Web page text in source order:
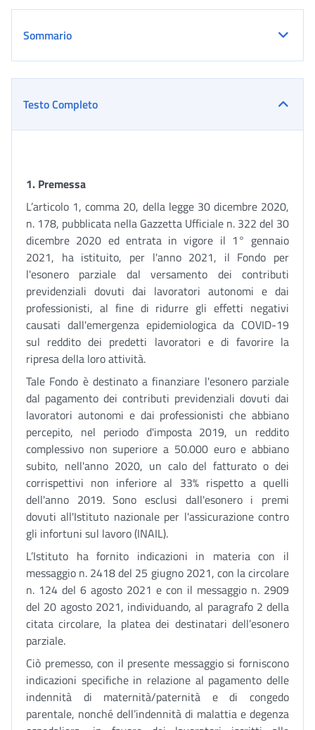
Sommario
Testo Completo
1. Premessa
L’articolo 1, comma 20, della legge 30 dicembre 2020,
n. 178, pubblicata nella Gazzetta Ufficiale n. 322 del 30
dicembre 2020 ed entrata in vigore il 1° gennaio
2021, ha istituito, per l'anno 2021, il Fondo per
l'esonero parziale dal versamento dei contributi
previdenziali dovuti dai lavoratori autonomi e dai
professionisti, al fine di ridurre gli effetti negativi
causati dall'emergenza epidemiologica da COVID-19
sul reddito dei predetti lavoratori e di favorire la
ripresa della loro attività.
Tale Fondo è destinato a finanziare l'esonero parziale
dal pagamento dei contributi previdenziali dovuti dai
lavoratori autonomi e dai professionisti che abbiano
percepito, nel periodo d'imposta 2019, un reddito
complessivo non superiore a 50.000 euro e abbiano
subito, nell'anno 2020, un calo del fatturato o dei
corrispettivi non inferiore al 33% rispetto a quelli
dell'anno 2019. Sono esclusi dall'esonero i premi
dovuti all'Istituto nazionale per l'assicurazione contro
gli infortuni sul lavoro (INAIL).
L’Istituto ha fornito indicazioni in materia con il
messaggio n. 2418 del 25 giugno 2021, con la circolare
n. 124 del 6 agosto 2021 e con il messaggio n. 2909
del 20 agosto 2021, individuando, al paragrafo 2 della
citata circolare, la platea dei destinatari dell’esonero
parziale.
Ciò premesso, con il presente messaggio si forniscono
indicazioni specifiche in relazione al pagamento delle
indennità di maternità/paternità e di congedo
parentale, nonché dell’indennità di malattia e degenza